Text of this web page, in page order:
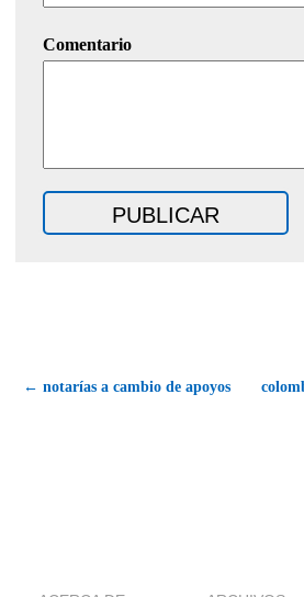
Comentario
← notarías a cambio de apoyos